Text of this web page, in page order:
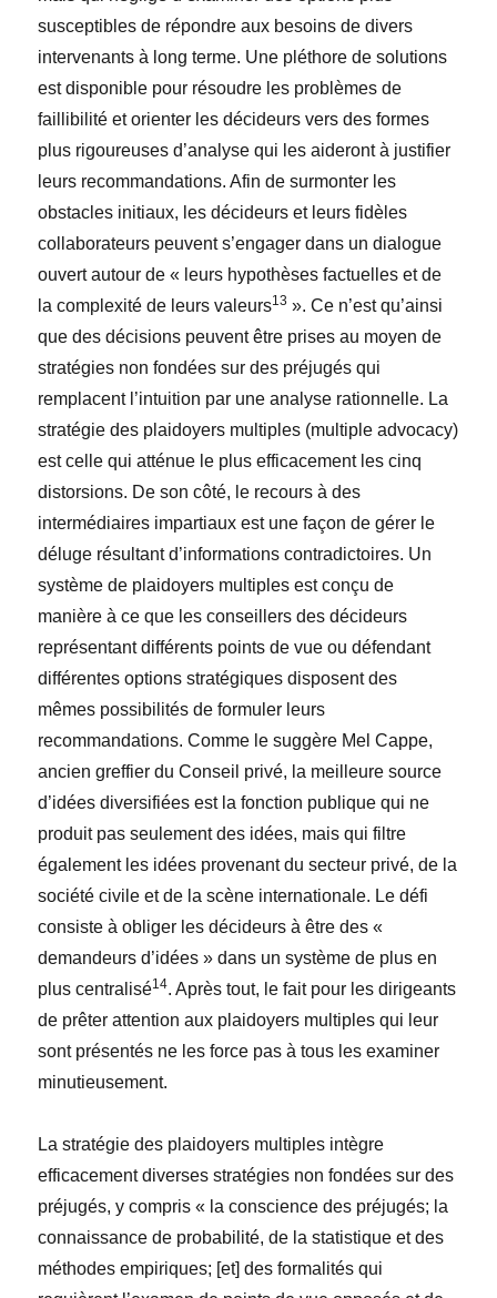
susceptibles de répondre aux besoins de divers
intervenants à long terme. Une pléthore de solutions
est disponible pour résoudre les problèmes de
faillibilité et orienter les décideurs vers des formes
plus rigoureuses d’analyse qui les aideront à justifier
leurs recommandations. Afin de surmonter les
obstacles initiaux, les décideurs et leurs fidèles
collaborateurs peuvent s’engager dans un dialogue
ouvert autour de « leurs hypothèses factuelles et de
la complexité de leurs valeurs13 ». Ce n’est qu’ainsi
que des décisions peuvent être prises au moyen de
stratégies non fondées sur des préjugés qui
remplacent l’intuition par une analyse rationnelle. La
stratégie des plaidoyers multiples (multiple advocacy)
est celle qui atténue le plus efficacement les cinq
distorsions. De son côté, le recours à des
intermédiaires impartiaux est une façon de gérer le
déluge résultant d’informations contradictoires. Un
système de plaidoyers multiples est conçu de
manière à ce que les conseillers des décideurs
représentant différents points de vue ou défendant
différentes options stratégiques disposent des
mêmes possibilités de formuler leurs
recommandations. Comme le suggère Mel Cappe,
ancien greffier du Conseil privé, la meilleure source
d’idées diversifiées est la fonction publique qui ne
produit pas seulement des idées, mais qui filtre
également les idées provenant du secteur privé, de la
société civile et de la scène internationale. Le défi
consiste à obliger les décideurs à être des «
demandeurs d’idées » dans un système de plus en
plus centralisé14. Après tout, le fait pour les dirigeants
de prêter attention aux plaidoyers multiples qui leur
sont présentés ne les force pas à tous les examiner
minutieusement.
La stratégie des plaidoyers multiples intègre
efficacement diverses stratégies non fondées sur des
préjugés, y compris « la conscience des préjugés; la
connaissance de probabilité, de la statistique et des
méthodes empiriques; [et] des formalités qui